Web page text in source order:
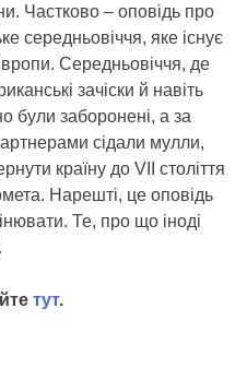
Частково – оповідь про
середньовіччя, яке існує
Середньовіччя, де
зачіски й навіть
були заборонені, а за
сідали мулли,
країну до VII століття
Нарешті, це оповідь
Те, про що іноді
тут.